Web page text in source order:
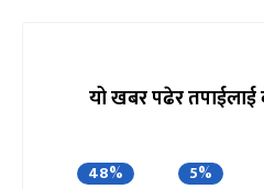
यो खबर पढेर
48% 5%